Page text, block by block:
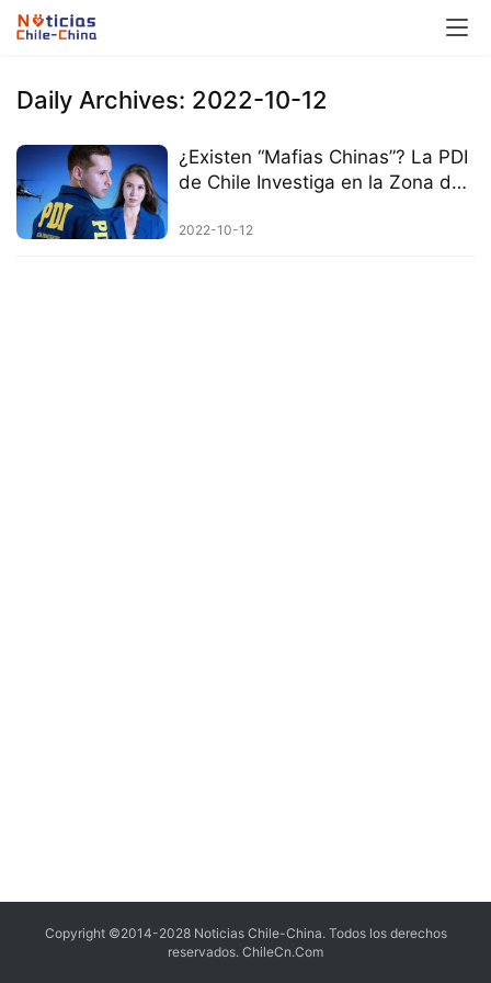
Daily Archives: 2022-10-12
¿Existen “Mafias Chinas”? La PDI
de Chile Investiga en la Zona de
en Santiago
2022-10-12
Copyright ©2014-2028 Noticias Chile-China. Todos los derechos
reservados. ChileCn.Com